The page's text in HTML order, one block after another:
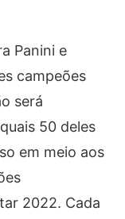
Panini e
campeões
será
50 deles
em meio aos
2022. Cada